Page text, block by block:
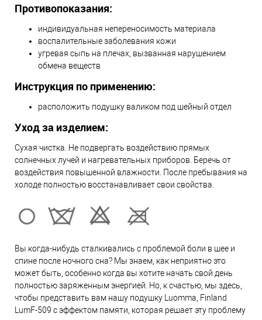
Противопоказания:
индивидуальная непереносимость материала
воспалительные заболевания кожи
угревая сыпь на плечах, вызванная нарушением
обмена веществ
Инструкция по применению:
расположить подушку валиком под шейный отдел
Уход за изделием:
Cухая чистка. Не подвергать воздействию прямых
солнечных лучей и нагревательных приборов. Беречь от
воздействия повышенной влажности. После пребывания на
холоде полностью восстанавливает свои свойства.
Вы когда-нибудь сталкивались с проблемой боли в шее и
спине после ночного сна? Мы знаем, как неприятно это
может быть, особенно когда вы хотите начать свой день
полностью заряженным энергией. Но, к счастью, мы здесь,
чтобы представить вам нашу подушку Luomma, Finland
LumF-509 с эффектом памяти, которая решает эту проблему